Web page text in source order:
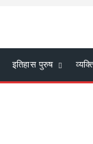
इतिहास पुरुष